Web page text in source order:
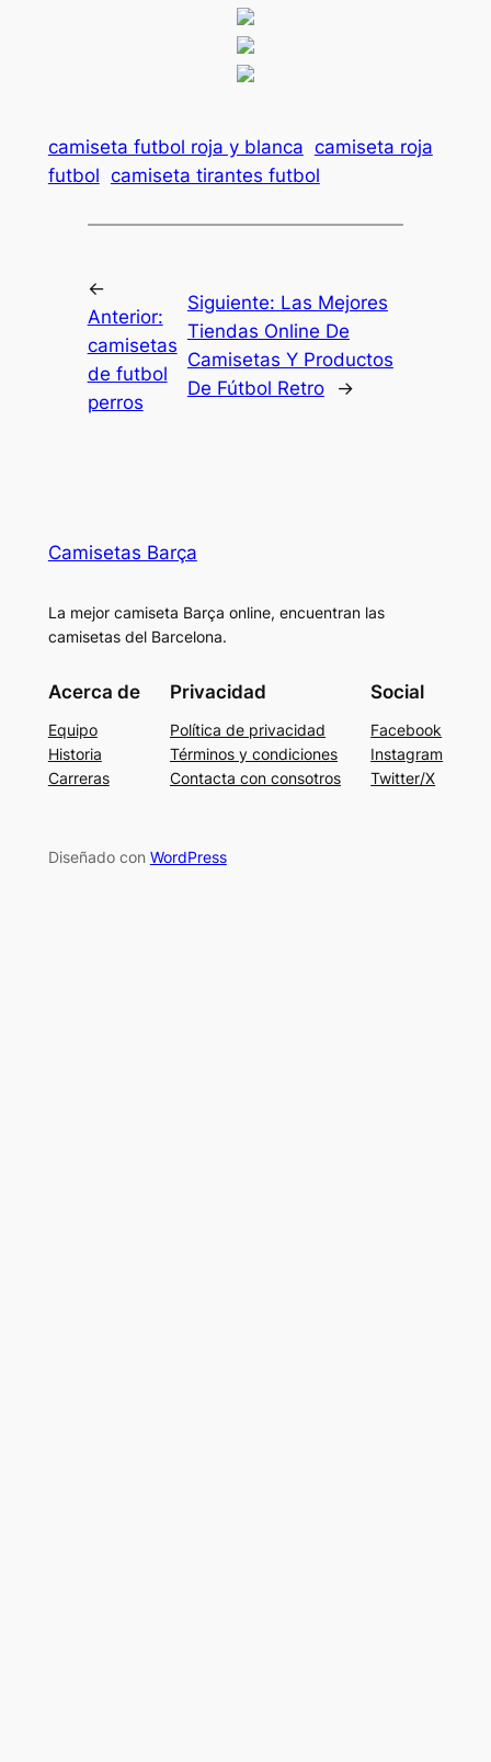
camiseta futbol roja y blanca camiseta roja
futbol camiseta tirantes futbol
←
Anterior:
camisetas
de futbol
perros
Siguiente: Las Mejores
Tiendas Online De
Camisetas Y Productos
De Fútbol Retro
→
Camisetas Barça
La mejor camiseta Barça online, encuentran las
camisetas del Barcelona.
Acerca de
Equipo
Historia
Carreras
Privacidad
Política de privacidad
Términos y condiciones
Contacta con consotros
Social
Facebook
Instagram
Twitter/X
Diseñado con WordPress